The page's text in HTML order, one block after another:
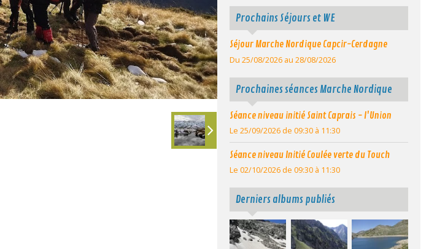
Prochains Séjours et WE
Séjour Marche Nordique Capcir-Cerdagne
Du 25/08/2026 au 28/08/2026
Prochaines séances Marche Nordique
Séance niveau initié Saint Caprais - l'Union
Le 25/09/2026 de 09:30 à 11:30
Séance niveau Initié Coulée verte du Touch
Le 02/10/2026 de 09:30 à 11:30
Derniers albums publiés